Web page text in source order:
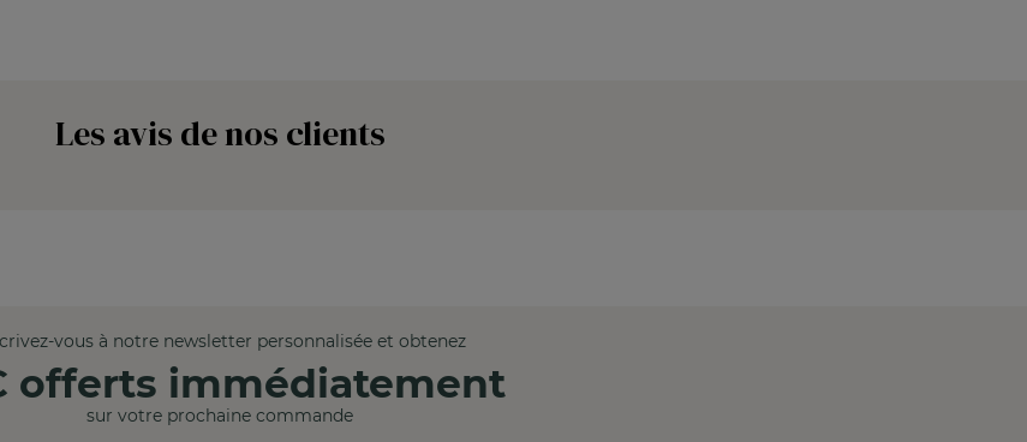
Les avis de nos clients
vous à notre newsletter personnalisée et obtenez
offerts immédiatement
sur votre prochaine commande